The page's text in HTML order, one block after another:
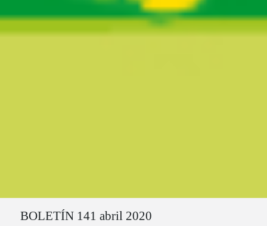
BOLETÍN 141 abril 2020